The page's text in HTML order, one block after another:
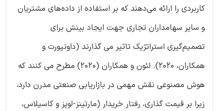
کاربردی را ارائه می‌دهند که بر استفاده از داده‌های مشتریان
و سایر سهامداران تجاری جهت ایجاد بینش برای
تصمیم‌گیری استراتژیک تاثیر می گذارند (داونپورت و
همکاران، 2020). لئون و همکاران (2020) مطرح می کنند که
هوش مصنوعی نقش مهمی در بازاریابی صنعتی مدرن دارد،
زیرا بر قیمت گذاری، رفتار خریدار (مارتینز-لوپز و کاسیلاس،